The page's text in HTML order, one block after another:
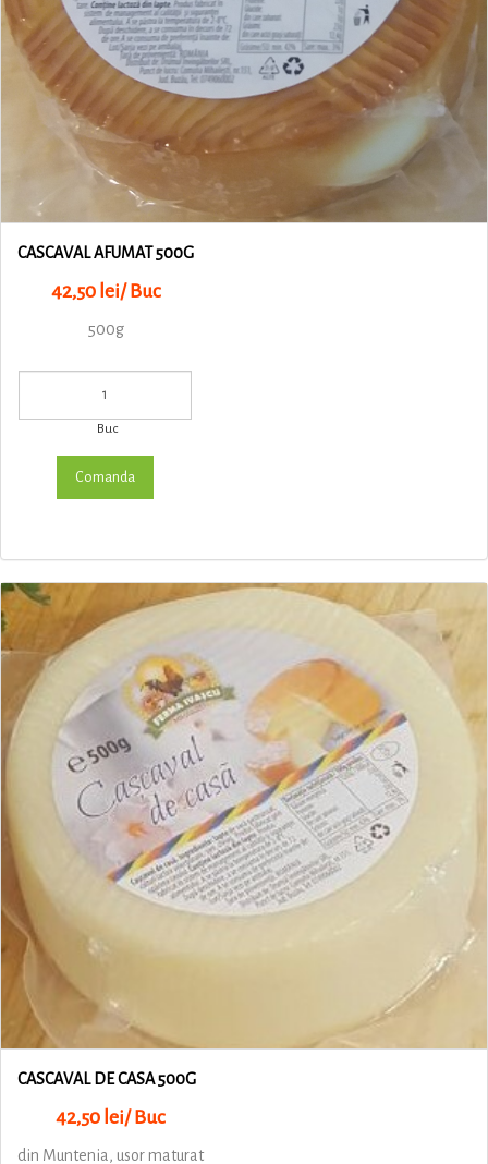
CASCAVAL AFUMAT 500G
42,50 lei/ Buc
500g
Buc
CASCAVAL DE CASA 500G
42,50 lei/ Buc
din Muntenia, usor maturat